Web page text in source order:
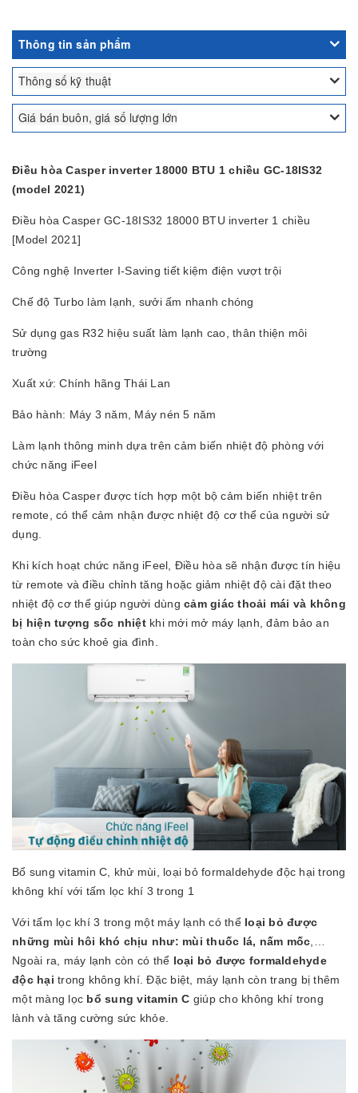
Thông tin sản phẩm
Thông số kỹ thuật
Giá bán buôn, giá số lượng lớn
Điều hòa Casper inverter 18000 BTU 1 chiều GC-18IS32
(model 2021)
Điều hòa Casper GC-18IS32 18000 BTU inverter 1 chiều
[Model 2021]
Công nghệ Inverter I-Saving tiết kiệm điện vượt trội
Chế độ Turbo làm lạnh, sưởi ấm nhanh chóng
Sử dụng gas R32 hiệu suất làm lạnh cao, thân thiện môi
trường
Xuất xứ: Chính hãng Thái Lan
Bảo hành: Máy 3 năm, Máy nén 5 năm
Làm lạnh thông minh dựa trên cảm biến nhiệt độ phòng với
chức năng iFeel
Điều hòa Casper được tích hợp một bộ cảm biến nhiệt trên
remote, có thể cảm nhận được nhiệt độ cơ thể của người sử
dụng.
Khi kích hoạt chức năng iFeel, Điều hòa sẽ nhận được tín hiệu
từ remote và điều chỉnh tăng hoặc giảm nhiệt độ cài đặt theo
nhiệt độ cơ thể giúp người dùng cảm giác thoải mái và không
bị hiện tượng sốc nhiệtkhi mới mở máy lạnh, đảm bảo an
toàn cho sức khoẻ gia đình.
Bổ sung vitamin C, khử mùi, loại bỏ formaldehyde độc hại trong
không khí với tấm lọc khí 3 trong 1
Với tấm lọc khí 3 trong một máy lạnh có thể loại bỏ được
những mùi hôi khó chịu như: mùi thuốc lá, nấm mốc
Ngoài ra, máy lạnh còn có thể loại bỏ được formaldehyde
độc hại trong không khí. Đặc biệt, máy lạnh còn trang bị thêm
một màng lọc bổ sung vitamin C giúp cho không khí trong
lành và tăng cường sức khỏe.